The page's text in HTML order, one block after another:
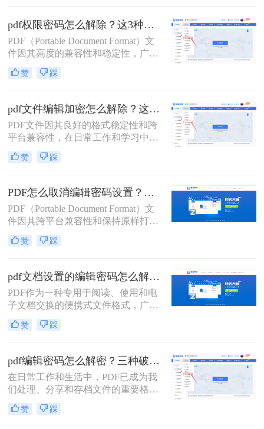
成为了首要任务。本文将为您详细介
绍pdf加密文件如何解除加密，让您轻
松应对各种场景。
pdf权限密码怎么解除？这3种破解方法来看看！
PDF（Portable Document Format）文
件因其高度的兼容性和稳定性，广泛
应用于文档传输和保存。然而，为了
保护文件内容不被随意编辑或复制，
您需要编辑或复制PDF文件中的内容
时，就需要先解除这些权限密码。那
么pdf权限密码怎么解除呢？以下将详
细介绍几种解除PDF权限密码的方
法。
赞 踩
pdf文件编辑加密怎么解除？这二种解除加密方法看看！
PDF文件因其良好的格式稳定性和跨
平台兼容性，在日常工作和学习中得
到了广泛应用。然而，有时我们可能
会遇到一些被加密的PDF文件，这些
作。本文将详细介绍pdf文件编辑加密
怎么解除，以便用户能够自由编辑和
使用这些文件。
赞 踩
PDF怎么取消编辑密码设置？这二个pdf解密方法一定要码住！
PDF（Portable Document Format）文
件因其跨平台兼容性和保持原样打印
的特性，在日常生活和工作中得到了
广泛应用。然而，为了保护PDF文件
文件设置编辑密码。但在某些情况
下，我们可能需要取消这些编辑密码
设置，以便对文件进行编辑或共享。
本文将详细介绍PDF怎么取消编辑密
码设置。
赞 踩
pdf文档设置的编辑密码怎么解除？这二个解密方法非常简单！
PDF作为一种专用于阅读、使用和电
子文档交换的便携式文件格式，广泛
应用于各种场景。然而，有时我们会
遇到一些PDF文档设置了编辑密码，
这时，我们就需要找到一些方法来解
除这些密码。那么pdf文档设置的编辑
密码怎么解除呢？下面将介绍二种有
效的PDF编辑密码解除方法。
赞 踩
pdf编辑密码怎么解密？三种破解方法来看看！
在日常工作和生活中，PDF已成为我
们处理、分享和存档文件的重要格
式。然而，当遇到加密的PDF文件，
特别是那些限制了编辑的文件时，我
赞 踩